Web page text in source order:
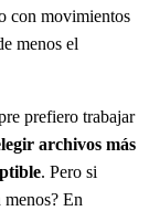
con movimientos
menos el
prefiero trabajar
archivos más
. Pero si
En